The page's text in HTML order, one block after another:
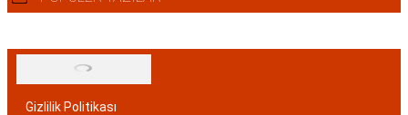
Gizlilik Politikası